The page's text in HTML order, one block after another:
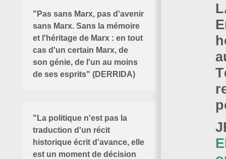
"Pas sans Marx, pas d'avenir
sans Marx. Sans la mémoire
et l'héritage de Marx : en tout
cas d'un certain Marx, de
son génie, de l'un au moins
de ses esprits" (DERRIDA)
"La politique n'est pas la
traduction d'un récit
historique écrit d'avance, elle
est un moment de décision